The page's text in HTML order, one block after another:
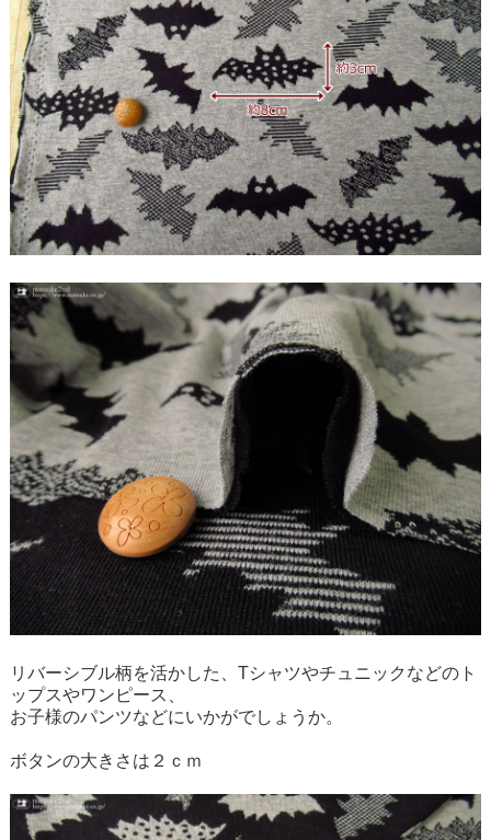
リバーシブル柄を活かした、Tシャツやチュニックなどのト
ップスやワンピース、
お子様のパンツなどにいかがでしょうか。
ボタンの大きさは２ｃｍ